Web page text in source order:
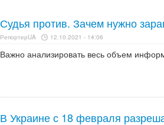
Судья против. Зачем нужно
РепортерUA 12.10.2021 - 14:06
Важно анализировать весь объем
В Украине с 18 февраля